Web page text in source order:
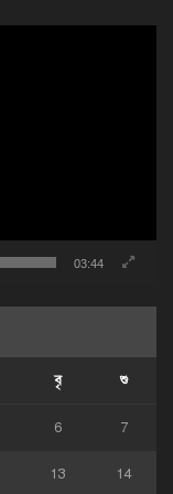
03:44
বৃ শু
6 7
13 14